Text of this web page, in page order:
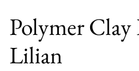
Polymer Clay
Lilian